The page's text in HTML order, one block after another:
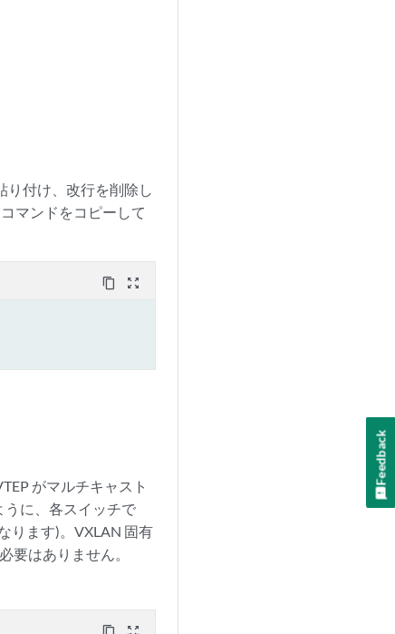
り付け、改行を削除し
マンドをコピーして
content_copy zoom_out_map
がマルチキャスト
うに、各スイッチで
ります)。VXLAN 固有
要はありません。
Feedback